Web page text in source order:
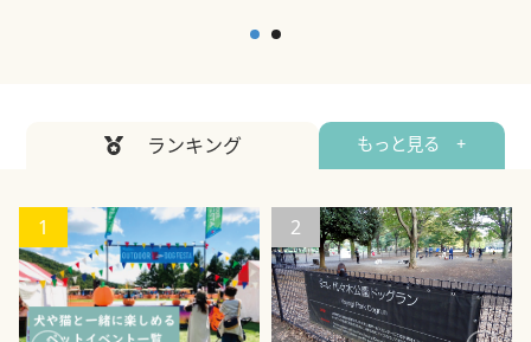
ランキング もっと見る +
1 2